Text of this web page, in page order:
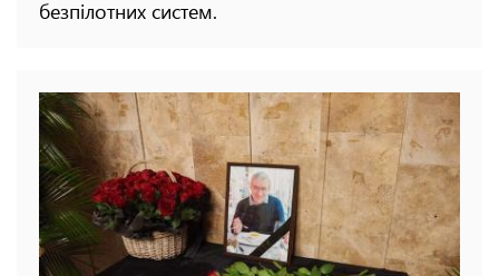
безпілотних систем.